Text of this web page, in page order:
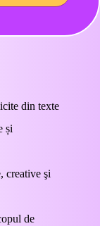
din texte
și
creative şi
de